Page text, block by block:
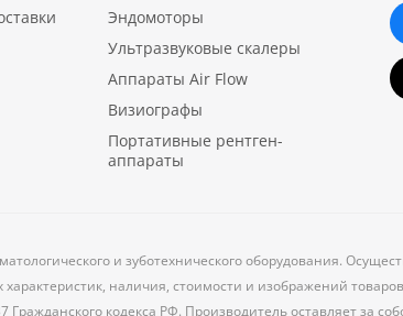
Эндомоторы
Ультразвуковые скалеры
Аппараты Air Flow
Визиографы
Портативные рентген-
аппараты
и зуботехнического оборудования.
наличия, стоимости и изображений
кодекса РФ. Производитель оставляет за